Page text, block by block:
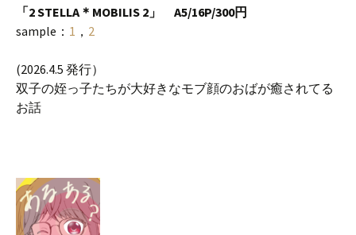
「2 STELLA＊MOBILIS 2」 A5/16P/300円
sample： 1 ， 2
(2026.4.5 発行）
双子の姪っ子たちが大好きなモブ顔のおばが癒されてる
お話